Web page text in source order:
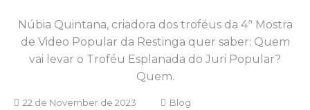
Núbia Quintana, criadora dos troféus da 4ª Mostra
de Video Popular da Restinga quer saber: Quem
vai levar o Troféu Esplanada do Juri Popular?
Quem.
22 de November de 2023 Blog